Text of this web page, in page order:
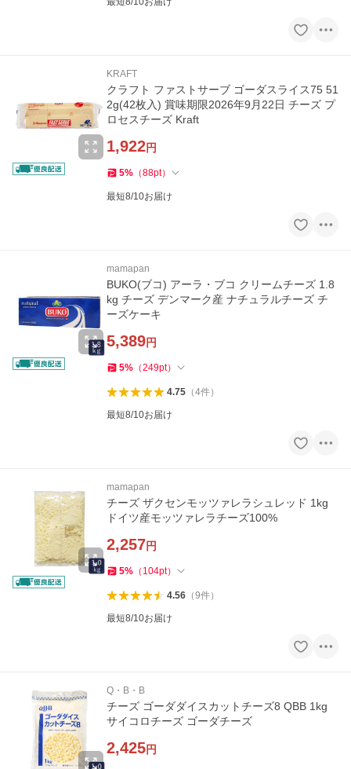
KRAFT
クラフト ファストサーブ ゴーダスライス75 51
2g(42枚入) 賞味期限2026年9月22日 チーズ プ
ロセスチーズ Kraft
1,922円
5% （88pt）
最短8/10お届け
mamapan
BUKO(ブコ) アーラ・ブコ クリームチーズ 1.8
kg チーズ デンマーク産 ナチュラルチーズ チ
ーズケーキ
5,389円
5% （249pt）
4.75（4件）
最短8/10お届け
mamapan
チーズ ザクセンモッツァレラシュレッド 1kg
ドイツ産モッツァレラチーズ100%
2,257円
5% （ 104pt）
4.56（9件）
最短8/10お届け
Q・B・B
チーズ ゴーダダイスカットチーズ8 QBB 1kg
サイコロチーズ ゴーダチーズ
2,425円